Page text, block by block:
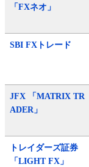
「FXネオ」
SBI FXトレード
JFX 「MATRIX TR
ADER」
トレイダーズ証券
「LIGHT FX」